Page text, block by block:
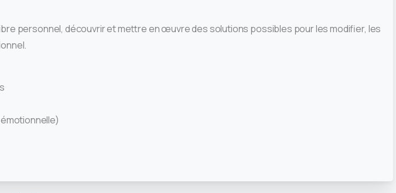
personnel, découvrir et mettre en œuvre des solutions possibles pour les modifier, les